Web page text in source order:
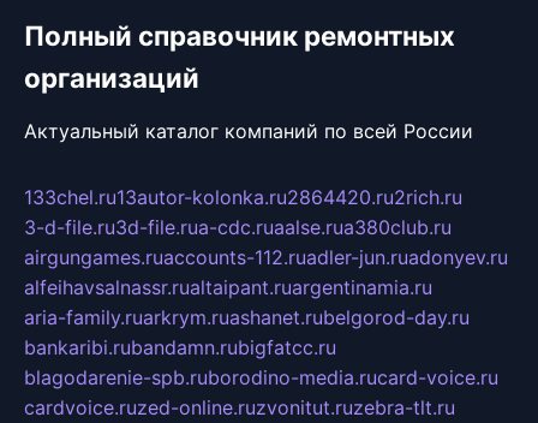
Полный справочник ремонтных
организаций
Актуальный каталог компаний по всей России
133chel.ru13autor-kolonka.ru2864420.ru2rich.ru
3-d-file.ru3d-file.rua-cdc.ruaalse.rua380club.ru
airgungames.ruaccounts-112.ruadler-jun.ruadonyev.ru
alfeihavsalnassr.rualtaipant.ruargentinamia.ru
aria-family.ruarkrym.ruashanet.rubelgorod-day.ru
bankaribi.rubandamn.rubigfatcc.ru
blagodarenie-spb.ruborodino-media.rucard-voice.ru
cardvoice.ruzed-online.ruzvonitut.ruzebra-tlt.ru